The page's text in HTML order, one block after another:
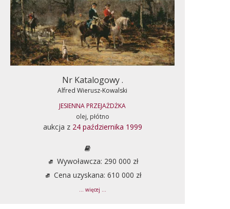
Nr Katalogowy .
Alfred Wierusz-Kowalski
JESIENNA PRZEJAŻDŻKA
olej, płótno
aukcja z 24 października 1999
Wywoławcza: 290 000 zł
Cena uzyskana: 610 000 zł
... więcej ...